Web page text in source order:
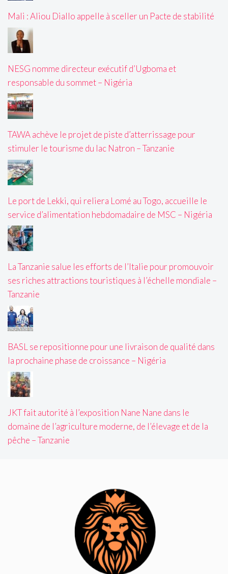
Mali : Aliou Diallo appelle à sceller un Pacte de stabilité
NESG nomme directeur exécutif d’Ugboma et
responsable du sommet – Nigéria
TAWA achève le projet de piste d’atterrissage pour
stimuler le tourisme du lac Natron – Tanzanie
Le port de Lekki, qui reliera Lomé au Togo, accueille le
service d’alimentation hebdomadaire de MSC – Nigéria
La Tanzanie salue les efforts de l’Italie pour promouvoir
ses riches attractions touristiques à l’échelle mondiale –
Tanzanie
BASL se repositionne pour une livraison de qualité dans
la prochaine phase de croissance – Nigéria
JKT fait autorité à l’exposition Nane Nane dans le
domaine de l’agriculture moderne, de l’élevage et de la
pêche – Tanzanie